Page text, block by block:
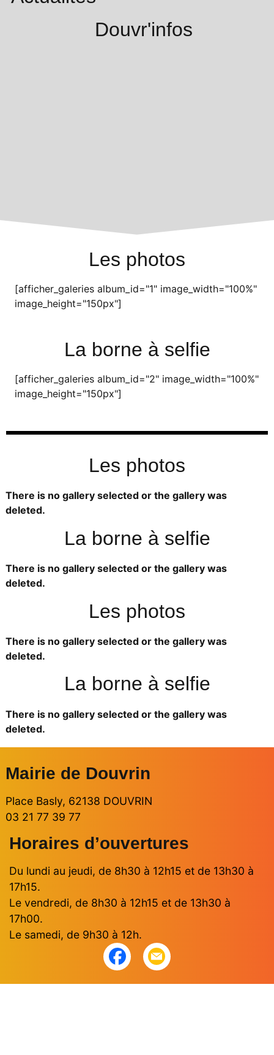
Douvr'infos
Les photos
[afficher_galeries album_id="1" image_width="100%"
image_height="150px"]
La borne à selfie
[afficher_galeries album_id="2" image_width="100%"
image_height="150px"]
Les photos
There is no gallery selected or the gallery was
deleted.
La borne à selfie
There is no gallery selected or the gallery was
deleted.
Les photos
There is no gallery selected or the gallery was
deleted.
La borne à selfie
There is no gallery selected or the gallery was
deleted.
Mairie de Douvrin
Place Basly, 62138 DOUVRIN
03 21 77 39 77
Horaires d’ouvertures
Du lundi au jeudi, de 8h30 à 12h15 et de 13h30 à
17h15.
Le vendredi, de 8h30 à 12h15 et de 13h30 à
17h00.
Le samedi, de 9h30 à 12h.